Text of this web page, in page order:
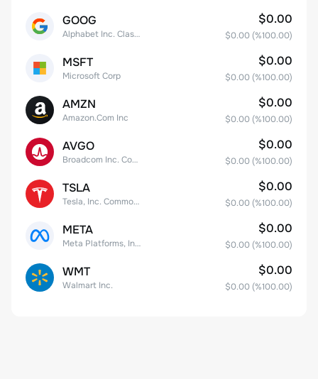
GOOG
Alphabet Inc. Class C Capital Stock
$0.00
$0.00 (%100.00)
MSFT
Microsoft Corp
$0.00
$0.00 (%100.00)
AMZN
Amazon.Com Inc
$0.00
$0.00 (%100.00)
AVGO
Broadcom Inc. Common Stock
$0.00
$0.00 (%100.00)
TSLA
Tesla, Inc. Common Stock
$0.00
$0.00 (%100.00)
META
Meta Platforms, Inc. Class A Common Stock
$0.00
$0.00 (%100.00)
WMT
Walmart Inc.
$0.00
$0.00 (%100.00)